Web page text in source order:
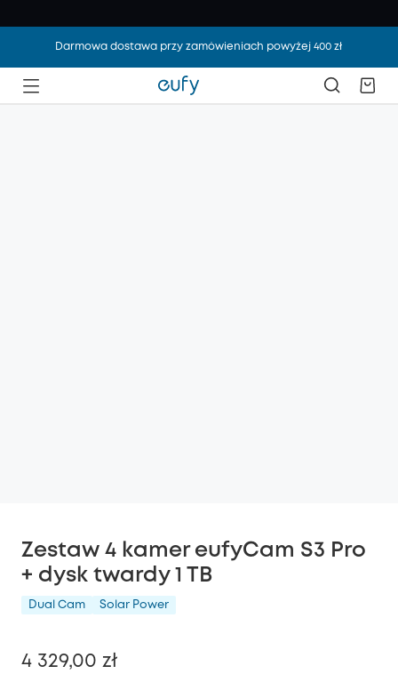
Darmowa dostawa przy zamówieniach powyżej 400 zł
Zestaw 4 kamer eufyCam S3 Pro
+ dysk twardy 1 TB
Dual Cam Solar Power
4 329,00 zł